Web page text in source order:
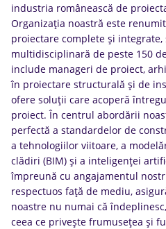
industria românească de
Organizația noastră este
proiectare complete și
multidisciplinară de peste 150
include manageri de proiect,
în proiectare structurală și de
ofere soluții care acoperă
proiect. În centrul abordării
perfectă a standardelor de
a tehnologiilor viitoare, a
clădiri (BIM) și a inteligenței
împreună cu angajamentul
respectuos față de mediu,
noastre nu numai că
ceea ce privește frumusețea și